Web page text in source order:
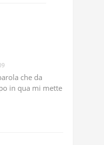
che da
in qua mi mette